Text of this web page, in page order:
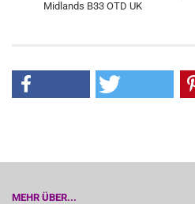
Midlands B33 OTD UK
MEHR ÜBER...